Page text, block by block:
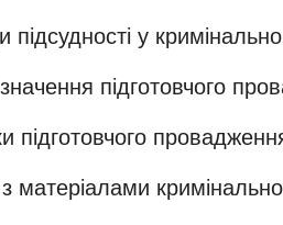
підсудності у
підготовчого
підготовчого
матеріалами